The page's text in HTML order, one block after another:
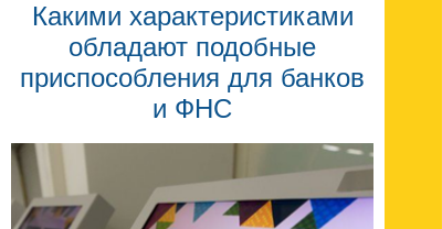
Какими характеристиками
обладают подобные
приспособления для банков
и ФНС